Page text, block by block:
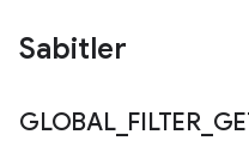
Sabitler
GLOBAL_ FILTER_